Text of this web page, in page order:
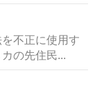
不正に使用す
の先住民...